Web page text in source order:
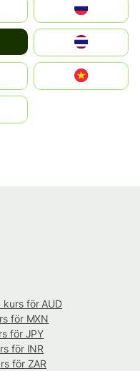
kurs för AUD
för MXN
för JPY
för INR
för ZAR